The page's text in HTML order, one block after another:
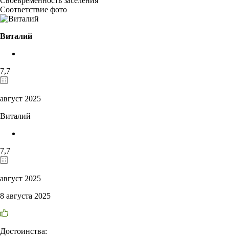
Соответствие фото
Виталий
7,7
август 2025
Виталий
7,7
август 2025
8 августа 2025
Достоинства: